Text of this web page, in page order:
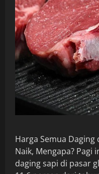
Harga Semua
Naik, Mengapa? Pagi
daging sapi di pasar